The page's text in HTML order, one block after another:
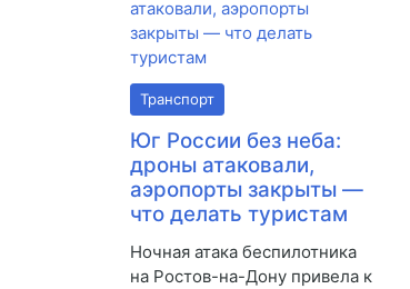
Транспорт
Юг России без неба:
дроны атаковали,
аэропорты закрыты —
что делать туристам
Ночная атака беспилотника
на Ростов-на-Дону привела к